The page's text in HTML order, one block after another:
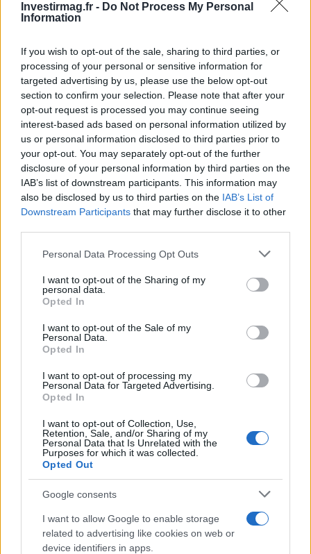
Investirmag.fr - Do Not Process My Personal
Information
If you wish to opt-out of the sale, sharing to third parties, or
processing of your personal or sensitive information for
targeted advertising by us, please use the below opt-out
section to confirm your selection. Please note that after your
opt-out request is processed you may continue seeing
interest-based ads based on personal information utilized by
us or personal information disclosed to third parties prior to
your opt-out. You may separately opt-out of the further
disclosure of your personal information by third parties on the
IAB’s list of downstream participants. This information may
also be disclosed by us to third parties on the IAB’s List of
Downstream Participants that may further disclose it to other
Please note that this website/app uses one or more Google
not limited to your visit or usage behaviour. You may click to
grant or deny consent to Google and its third-party tags to
use your data for below specified purposes in below Google
consent section.
Personal Data Processing Opt Outs
I want to opt-out of the Sharing of my
personal data.
Opted In
I want to opt-out of the Sale of my
Personal Data.
Opted In
I want to opt-out of processing my
Personal Data for Targeted Advertising.
Opted In
I want to opt-out of Collection, Use,
Retention, Sale, and/or Sharing of my
Personal Data that Is Unrelated with the
Purposes for which it was collected.
Opted Out
Google consents
I want to allow Google to enable storage
related to advertising like cookies on web or
device identifiers in apps.
LA FINANCE
Découvrez les 11 principes clés des Bogleheads pour investir
intelligemment
Juliette Bernard · 6 Août 2026
Investissements records dans l’IA : quand les géants de la tech
verront-ils les bénéfices ?
Juliette Bernard · 5 Août 2026
LA FINANCE